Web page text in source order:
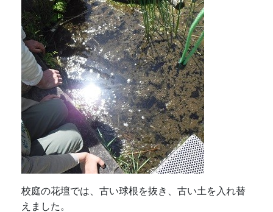
校庭の花壇では、古い球根を抜き、古い土を入れ替
えました。